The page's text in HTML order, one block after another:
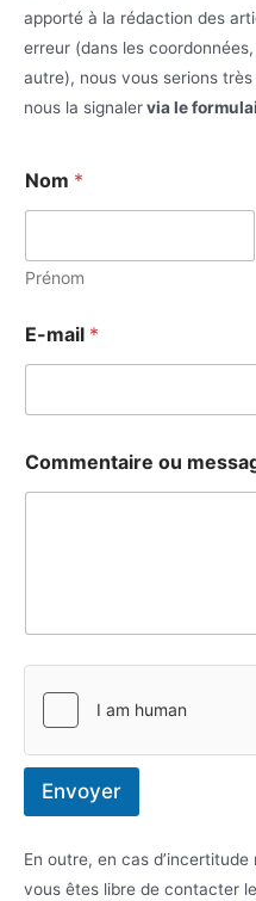
apporté à la rédaction des
erreur (dans les
autre), nous vous serions
nous la signalervia le
Nom *
Prénom
E-mail *
Commentaire ou
Envoyer
En outre, en cas
vous êtes libre de contacter